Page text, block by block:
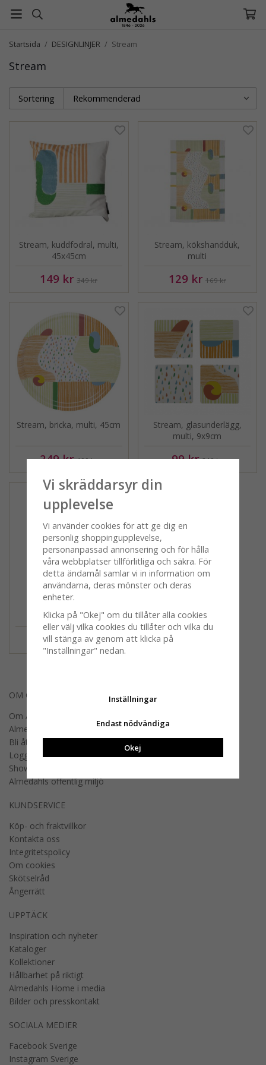
Startsida / DESIGNLINJER / Stream
Stream
Sortering
Stream, kuddfodral, multi,
45x45cm
149 kr 349 kr
Stream, kökshandduk,
multi
129 kr 169 kr
Stream, bricka, multi, 45cm
249 kr 499 kr
Stream, glasunderlägg,
multi, 9x9cm
99 kr 249 kr
27x20cm
179 kr 259 kr
OM OSS
Om Almedahls
Almedahls designers
Bli återförsäljare
Logga in B2B
Showroom
Almedahls offentlig miljö
KUNDSERVICE
Köp- och fraktvillkor
Kontakta oss
Integritetspolicy
Om cookies
Skötselråd
Ångerrätt
UPPTÄCK
Inspiration och nyheter
Kataloger
Kollektioner
Hållbarhet på riktigt
Almedahls Home i media
Bilder och presskontakt
SOCIALA MEDIER
Facebook Sverige
Instagram Sverige
Vi skräddarsyr din
upplevelse
Vi använder cookies för att ge dig en
personlig shoppingupplevelse,
personanpassad annonsering och för hålla
våra webbplatser tillförlitliga och säkra. För
detta ändamål samlar vi in information om
användarna, deras mönster och deras
enheter.
Klicka på "Okej" om du tillåter alla cookies
eller välj vilka cookies du tillåter och vilka du
vill stänga av genom att klicka på
"Inställningar" nedan.
Inställningar
Endast nödvändiga
Okej